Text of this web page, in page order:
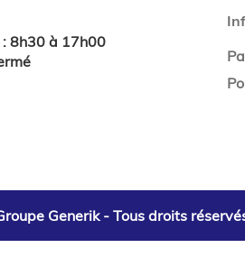
: 8h30 à 17h00
Generik -Tous droits